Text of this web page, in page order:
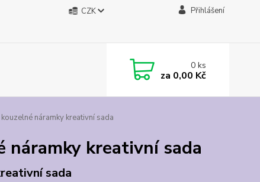
CZK Přihlášení
0ks
za 0,00 Kč
náramky kreativní sada
náramky kreativní sada
sada